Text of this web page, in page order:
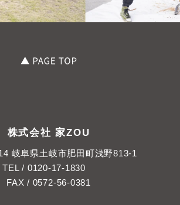
株式会社 家ZOU
岐阜県土岐市肥田町浅野813-1
TEL / 0120-17-1830
FAX / 0572-56-0381